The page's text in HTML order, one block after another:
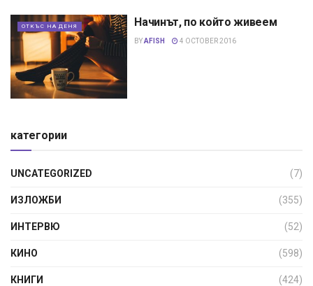
ОТКЪС НА ДЕНЯ Начинът, по който живеем
BYAFISH 4 OCTOBER 2016
категории
UNCATEGORIZED (7)
ИЗЛОЖБИ (355)
ИНТЕРВЮ (52)
КИНО (598)
КНИГИ (424)